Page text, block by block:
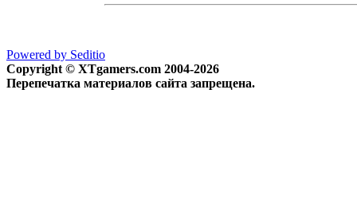
Powered by Seditio
Copyright © XTgamers.com 2004-2026
Перепечатка материалов сайта запрещена.